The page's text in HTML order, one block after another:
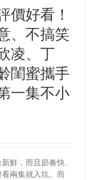
價好看！
、不搞笑
凌、丁
閨蜜攜手
一集不小
鮮，而且節奏快、
兩集就入坑。而